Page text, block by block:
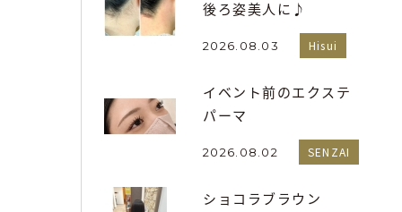
後ろ姿美人に♪
2026.08.03 Hisui
イベント前のエクステ
パーマ
2026.08.02 SENZAI
ショコラブラウン